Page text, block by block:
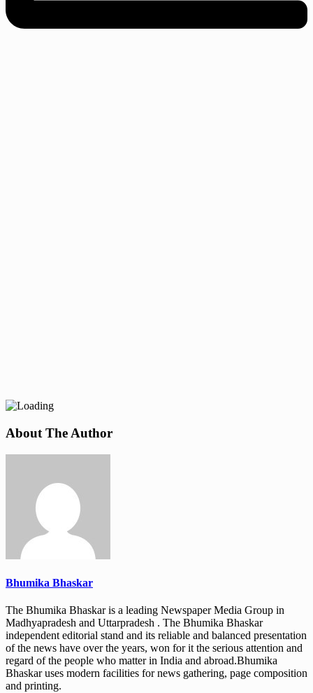
About The Author
Bhumika Bhaskar
The Bhumika Bhaskar is a leading Newspaper Media Group in
Madhyapradesh and Uttarpradesh . The Bhumika Bhaskar
independent editorial stand and its reliable and balanced presentation
of the news have over the years, won for it the serious attention and
regard of the people who matter in India and abroad.Bhumika
Bhaskar uses modern facilities for news gathering, page composition
and printing.